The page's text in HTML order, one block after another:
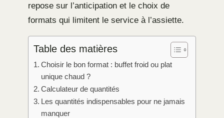
repose sur l’anticipation et le choix de
formats qui limitent le service à l’assiette.
Table des matières
Choisir le bon format : buffet froid ou plat
unique chaud ?
Calculateur de quantités
Les quantités indispensables pour ne jamais
manquer